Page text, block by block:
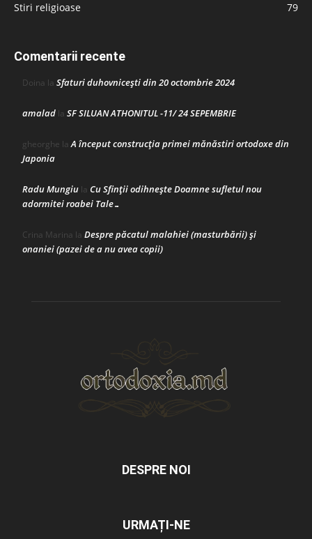
Stiri religioase
79
Comentarii recente
Doina la Sfaturi duhovnicești din 20 octombrie 2024
amalad la SF SILUAN ATHONITUL -11/ 24 SEPEMBRIE
gheorghe laA început construcţia primei mănăstiri ortodoxe din
Japonia
Radu Mungiu la Cu Sfinții odihnește Doamne sufletul nou
adormitei roabei Tale…
Crina Marina la Despre păcatul malahiei (masturbării) şi
onaniei (pazei de a nu avea copii)
DESPRE NOI
URMAȚI-NE